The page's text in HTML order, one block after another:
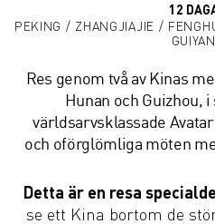
12
PEKING / ZHANGJIAJIE /
Res genom två av Kinas
Hunan och Guizhou,
världsarvsklassade
och oförglömliga möten
Detta är en resa
se ett Kina bortom de